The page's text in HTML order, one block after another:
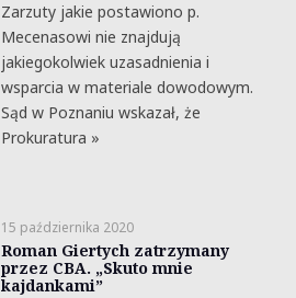
Zarzuty jakie postawiono p.
Mecenasowi nie znajdują
jakiegokolwiek uzasadnienia i
wsparcia w materiale dowodowym.
Sąd w Poznaniu wskazał, że
Prokuratura »
15 października 2020
Roman Giertych zatrzymany
przez CBA. „Skuto mnie
kajdankami”